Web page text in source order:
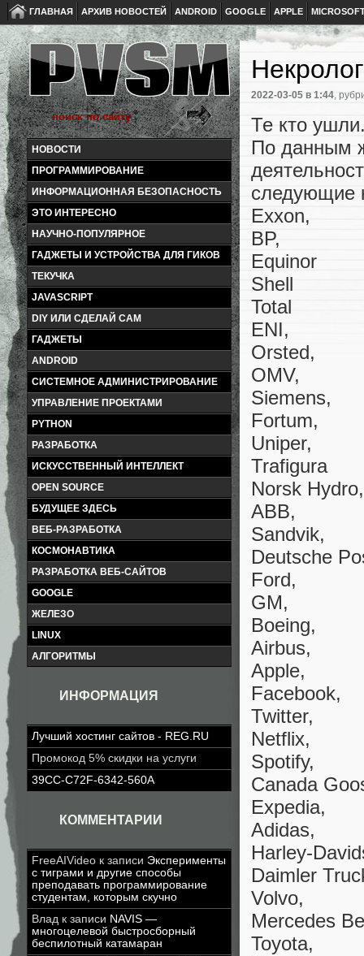
ГЛАВНАЯ АРХИВ НОВОСТЕЙ ANDROID GOOGLE APPLE
НОВОСТИ
ПРОГРАММИРОВАНИЕ
ИНФОРМАЦИОННАЯ БЕЗОПАСНОСТЬ
ЭТО ИНТЕРЕСНО
НАУЧНО-ПОПУЛЯРНОЕ
ГАДЖЕТЫ И УСТРОЙСТВА ДЛЯ ГИКОВ
ТЕКУЧКА
JAVASCRIPT
DIY ИЛИ СДЕЛАЙ САМ
ГАДЖЕТЫ
ANDROID
СИСТЕМНОЕ АДМИНИСТРИРОВАНИЕ
УПРАВЛЕНИЕ ПРОЕКТАМИ
PYTHON
РАЗРАБОТКА
ИСКУССТВЕННЫЙ ИНТЕЛЛЕКТ
OPEN SOURCE
БУДУЩЕЕ ЗДЕСЬ
ВЕБ-РАЗРАБОТКА
КОСМОНАВТИКА
РАЗРАБОТКА ВЕБ-САЙТОВ
GOOGLE
ЖЕЛЕЗО
LINUX
АЛГОРИТМЫ
ИНФОРМАЦИЯ
Лучший хостинг сайтов - REG.RU
Промокод 5% скидки на услуги
39CC-C72F-6342-560A
КОММЕНТАРИИ
FreeAIVideo к записи Эксперименты
с тиграми и другие способы
преподавать программирование
студентам, которым скучно
Влад к записи NAVIS —
многоцелевой быстросборный
беспилотный катамаран
Некролог
2022-03-05 в 1:44,
Те кто
По данным
следующие
Exxon,
BP,
Equinor
Shell
Total
ENI,
Orsted,
OMV,
Siemens,
Fortum,
Uniper,
Trafigura
Norsk Hydro,
ABB,
Sandvik,
Deutsche
Ford,
GM,
Boeing,
Airbus,
Apple,
Facebook,
Twitter,
Netflix,
Spotify,
Canada
Expedia,
Adidas,
Harley-
Daimler
Volvo,
Mercedes
Toyota,